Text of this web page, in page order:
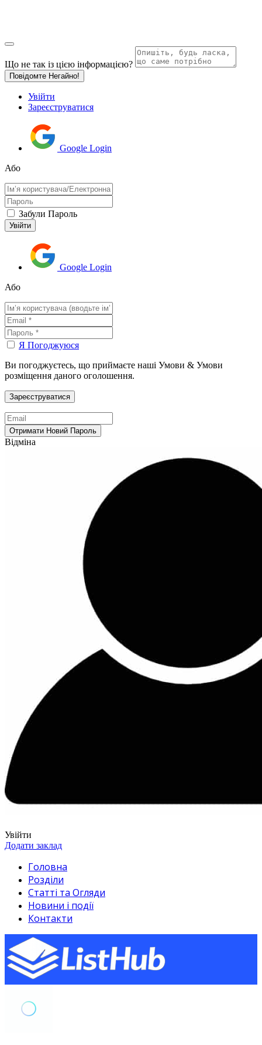
Що не так із цією інформацією?
Повідомте Негайно!
Увійти
Зареєструватися
Google Login
Або
Забули Пароль
Google Login
Або
Я Погоджуюся
Ви погоджуєтесь, що приймаєте наші Умови & Умови
розміщення даного оголошення.
Відміна
Увійти
Додати заклад
Головна
Розділи
Статті та Огляди
Новини і події
Контакти